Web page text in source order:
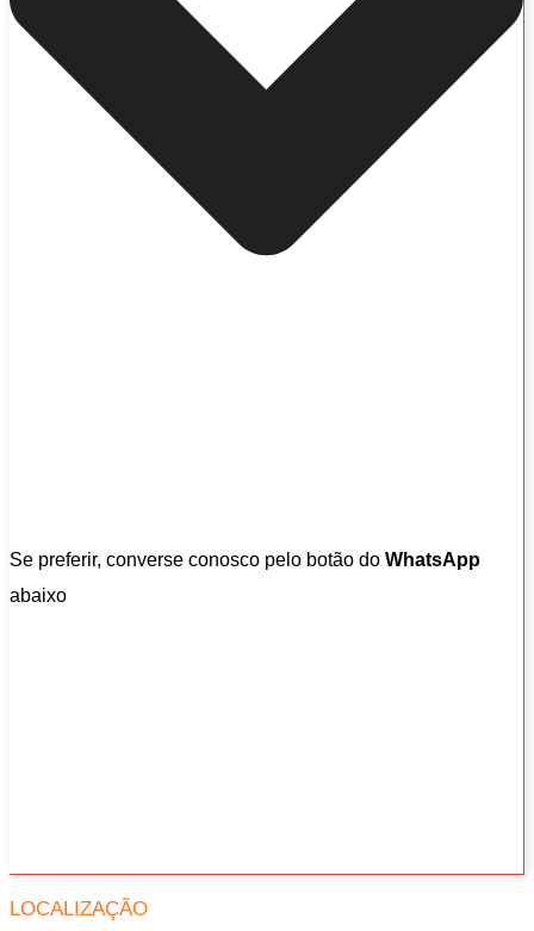
Se preferir, converse conosco pelo botão do WhatsApp
abaixo
LOCALIZAÇÃO